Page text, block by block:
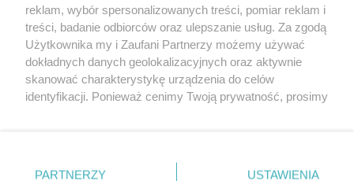
29℃
Zobacz prognozę na 3 dni
Copyright © 2022 Kurier Szczeciński sp. z o.o.
reklam, wybór spersonalizowanych treści, pomiar reklam i
treści, badanie odbiorców oraz ulepszanie usług. Za zgodą
Użytkownika my i Zaufani Partnerzy możemy używać
dokładnych danych geolokalizacyjnych oraz aktywnie
skanować charakterystykę urządzenia do celów
identyfikacji. Ponieważ cenimy Twoją prywatność, prosimy
prywatności znajdujący się w lewym dolnym rogu strony
PARTNERZY USTAWIENIA